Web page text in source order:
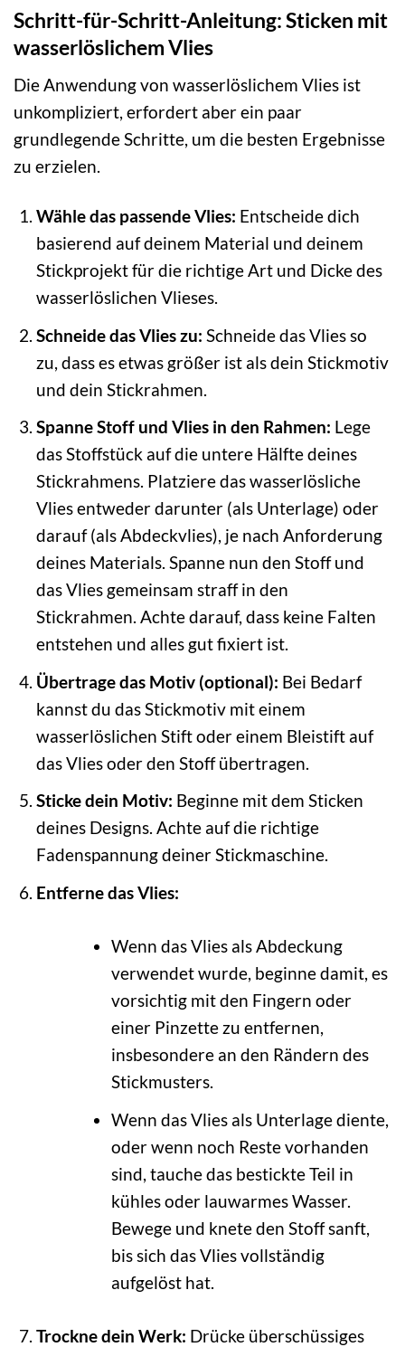
Schritt-für-Schritt-Anleitung: Sticken mit
wasserlöslichem Vlies
Die Anwendung von wasserlöslichem Vlies ist
unkompliziert, erfordert aber ein paar
grundlegende Schritte, um die besten Ergebnisse
zu erzielen.
Wähle das passende Vlies: Entscheide dich
basierend auf deinem Material und deinem
Stickprojekt für die richtige Art und Dicke des
wasserlöslichen Vlieses.
Schneide das Vlies zu: Schneide das Vlies so
zu, dass es etwas größer ist als dein Stickmotiv
und dein Stickrahmen.
Spanne Stoff und Vlies in den Rahmen: Lege
das Stoffstück auf die untere Hälfte deines
Stickrahmens. Platziere das wasserlösliche
Vlies entweder darunter (als Unterlage) oder
darauf (als Abdeckvlies), je nach Anforderung
deines Materials. Spanne nun den Stoff und
das Vlies gemeinsam straff in den
Stickrahmen. Achte darauf, dass keine Falten
entstehen und alles gut fixiert ist.
Übertrage das Motiv (optional): Bei Bedarf
kannst du das Stickmotiv mit einem
wasserlöslichen Stift oder einem Bleistift auf
das Vlies oder den Stoff übertragen.
Sticke dein Motiv: Beginne mit dem Sticken
deines Designs. Achte auf die richtige
Fadenspannung deiner Stickmaschine.
Entferne das Vlies:
Wenn das Vlies als Abdeckung
verwendet wurde, beginne damit, es
vorsichtig mit den Fingern oder
einer Pinzette zu entfernen,
insbesondere an den Rändern des
Stickmusters.
Wenn das Vlies als Unterlage diente,
oder wenn noch Reste vorhanden
sind, tauche das bestickte Teil in
kühles oder lauwarmes Wasser.
Bewege und knete den Stoff sanft,
bis sich das Vlies vollständig
aufgelöst hat.
Trockne dein Werk: Drücke überschüssiges